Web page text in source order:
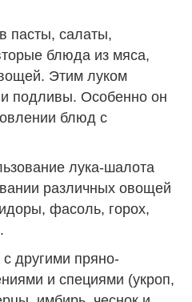
пасты, салаты,
блюда из мяса,
Этим луком
подливы. Особенно он
блюд с
лука-шалота
различных овощей
фасоль, горох,
другими пряно-
и специями (укроп,